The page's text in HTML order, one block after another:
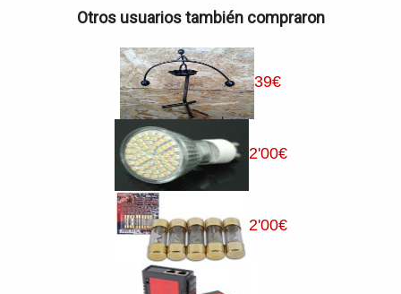
Otros usuarios también compraron
39€
2'00€
2'00€